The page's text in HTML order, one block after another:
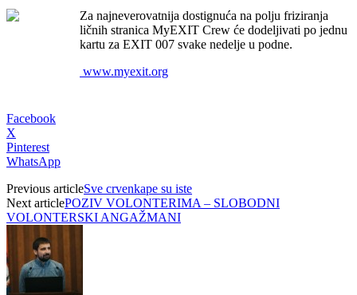
Za najneverovatnija dostignuća na polju friziranja
ličnih stranica MyEXIT Crew će dodeljivati po jednu
kartu za EXIT 007 svake nedelje u podne.
www.myexit.org
Facebook
X
Pinterest
WhatsApp
Previous articleSve crvenkape su iste
Next articlePOZIV VOLONTERIMA – SLOBODNI
VOLONTERSKI ANGAŽMANI